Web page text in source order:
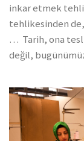
inkar etmek
tehlikesinden
… Tarih, ona
değil,